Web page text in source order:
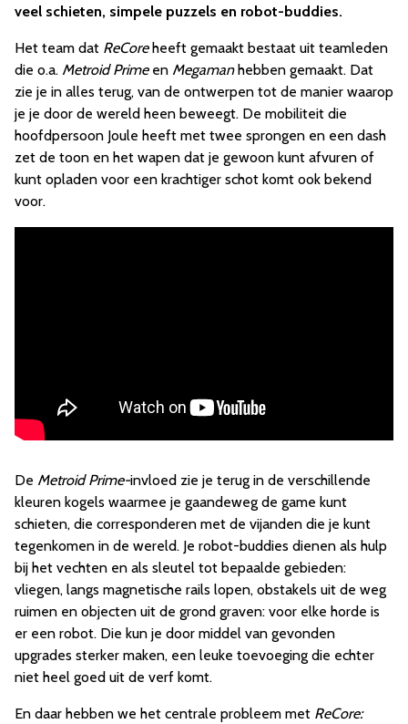
veel schieten, simpele puzzels en robot-buddies.
Het team dat ReCore heeft gemaakt bestaat uit teamleden
die o.a. Metroid Primeen Megamanhebben gemaakt. Dat
zie je in alles terug, van de ontwerpen tot de manier waarop
je je door de wereld heen beweegt. De mobiliteit die
hoofdpersoon Joule heeft met twee sprongen en een dash
zet de toon en het wapen dat je gewoon kunt afvuren of
kunt opladen voor een krachtiger schot komt ook bekend
voor.
De Metroid Prime-invloed zie je terug in de verschillende
kleuren kogels waarmee je gaandeweg de game kunt
schieten, die corresponderen met de vijanden die je kunt
tegenkomen in de wereld. Je robot-buddies dienen als hulp
bij het vechten en als sleutel tot bepaalde gebieden:
vliegen, langs magnetische rails lopen, obstakels uit de weg
ruimen en objecten uit de grond graven: voor elke horde is
er een robot. Die kun je door middel van gevonden
upgrades sterker maken, een leuke toevoeging die echter
niet heel goed uit de verf komt.
En daar hebben we het centrale probleem met ReCore: